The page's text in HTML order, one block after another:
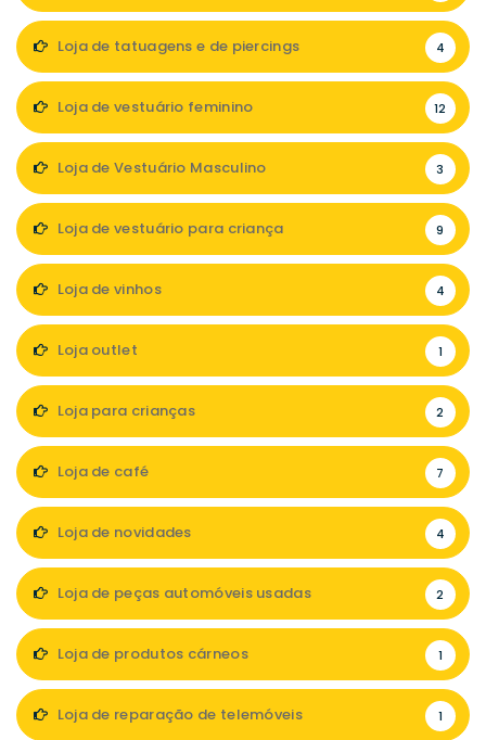
Loja de tatuagens e de piercings 4
Loja de vestuário feminino 12
Loja de Vestuário Masculino 3
Loja de vestuário para criança 9
Loja de vinhos 4
Loja outlet 1
Loja para crianças 2
Loja de café 7
Loja de novidades 4
Loja de peças automóveis usadas 2
Loja de produtos cárneos 1
Loja de reparação de telemóveis 1